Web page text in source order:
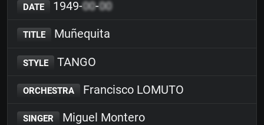
DATE 1949-00-00
TITLE Muñequita
STYLE TANGO
ORCHESTRA Francisco LOMUTO
SINGER Miguel Montero